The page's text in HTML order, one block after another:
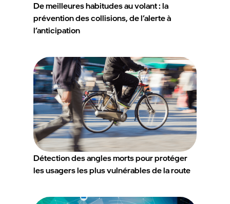
De meilleures habitudes au volant : la
prévention des collisions, de l’alerte à
l’anticipation
Détection des angles morts pour protéger
les usagers les plus vulnérables de la route